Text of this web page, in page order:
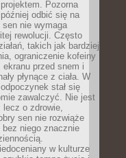
Pozorna
odbić się na
sen nie wymaga
rewolucji. Często
takich jak bardziej
ograniczenie kofeiny
ekranu przed snem i
płynące z ciała. W
stał się
zawalczyć. Nie jest
lecz o zdrowie,
sen nie rozwiąże
niego znacznie
w kulturze